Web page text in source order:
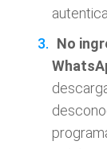
No